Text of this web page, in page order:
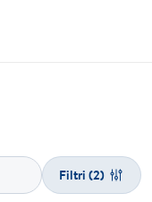
Filtri (2)